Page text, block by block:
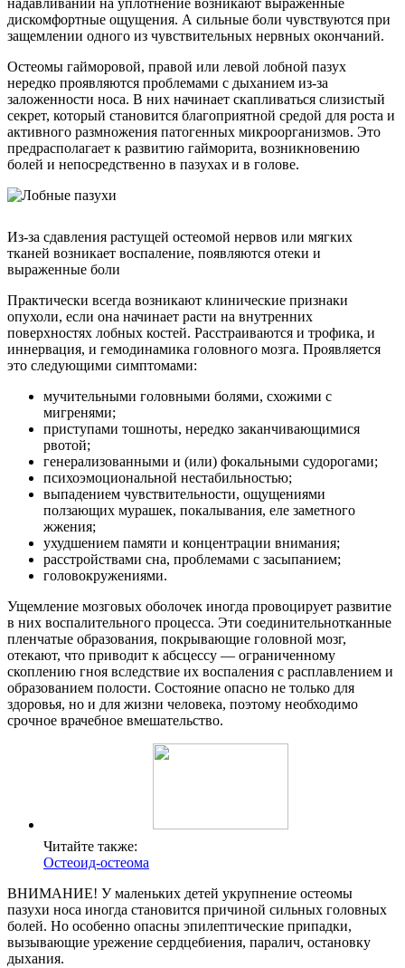
надавливании на уплотнение возникают выраженные
дискомфортные ощущения. А сильные боли чувствуются при
защемлении одного из чувствительных нервных окончаний.
Остеомы гайморовой, правой или левой лобной пазух
нередко проявляются проблемами с дыханием из-за
заложенности носа. В них начинает скапливаться слизистый
секрет, который становится благоприятной средой для роста и
активного размножения патогенных микроорганизмов. Это
предрасполагает к развитию гайморита, возникновению
болей и непосредственно в пазухах и в голове.
Из-за сдавления растущей остеомой нервов или мягких
тканей возникает воспаление, появляются отеки и
выраженные боли
Практически всегда возникают клинические признаки
опухоли, если она начинает расти на внутренних
поверхностях лобных костей. Расстраиваются и трофика, и
иннервация, и гемодинамика головного мозга. Проявляется
это следующими симптомами:
мучительными головными болями, схожими с
мигренями;
приступами тошноты, нередко заканчивающимися
рвотой;
генерализованными и (или) фокальными судорогами;
психоэмоциональной нестабильностью;
выпадением чувствительности, ощущениями
ползающих мурашек, покалывания, еле заметного
жжения;
ухудшением памяти и концентрации внимания;
расстройствами сна, проблемами с засыпанием;
головокружениями.
Ущемление мозговых оболочек иногда провоцирует развитие
в них воспалительного процесса. Эти соединительнотканные
пленчатые образования, покрывающие головной мозг,
отекают, что приводит к абсцессу — ограниченному
скоплению гноя вследствие их воспаления с расплавлением и
образованием полости. Состояние опасно не только для
здоровья, но и для жизни человека, поэтому необходимо
срочное врачебное вмешательство.
Читайте также:
Остеоид-остеома
ВНИМАНИЕ! У маленьких детей укрупнение остеомы
пазухи носа иногда становится причиной сильных головных
болей. Но особенно опасны эпилептические припадки,
вызывающие урежение сердцебиения, паралич, остановку
дыхания.